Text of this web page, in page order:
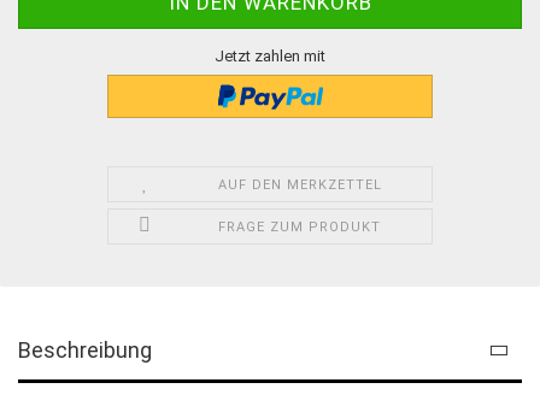
Jetzt zahlen mit
AUF DEN MERKZETTEL
FRAGE ZUM PRODUKT
Beschreibung